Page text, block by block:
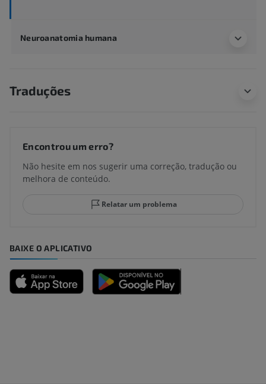
Neuroanatomia humana
Traduções
Encontrou um erro?
Não hesite em nos sugerir uma correção, tradução ou
melhora de conteúdo.
Relatar um problema
BAIXE O APLICATIVO